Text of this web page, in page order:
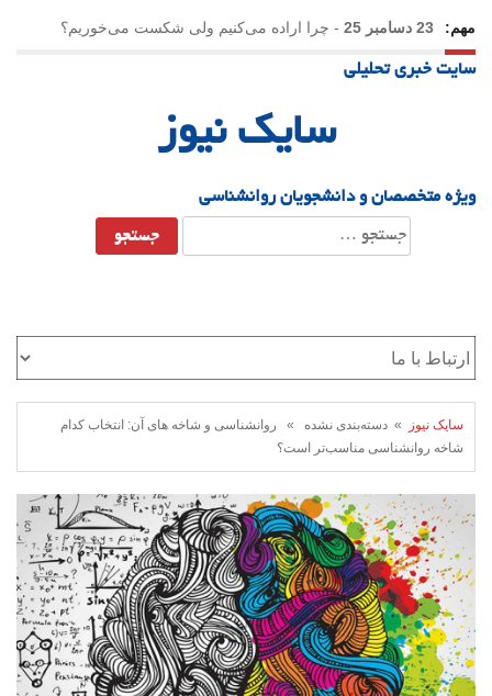
مهم: 23 دسامبر 25 - چرا اراده می‌کنیم ولی شکست می‌خوریم؟
21 دسامبر 25
سایت خبری تحلیلی
سایک نیوز
ویژه متخصصان و دانشجویان روانشناسی
جستجو
برای:
سایک نیوز
» دسته‌بندی نشده » روانشناسی و شاخه های آن: انتخاب کدام
شاخه روانشناسی مناسب‌تر است؟